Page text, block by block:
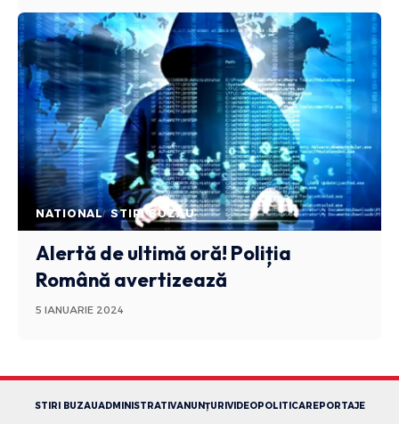
NATIONAL STIRI BUZAU
Alertă de ultimă oră! Poliția
Română avertizează
5 IANUARIE 2024
STIRI BUZAUADMINISTRATIVANUNȚURI VIDEOPOLITICAREPORTAJE